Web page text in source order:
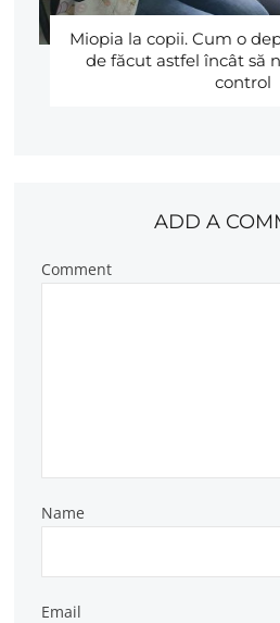
Miopia la copii. Cum o
de făcut astfel încât să
control
ADD A
Comment
Name
Email